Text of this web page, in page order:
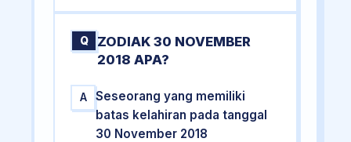
Q
ZODIAK 30 NOVEMBER
2018 APA?
A
Seseorang yang memiliki
batas kelahiran pada tanggal
30 November 2018